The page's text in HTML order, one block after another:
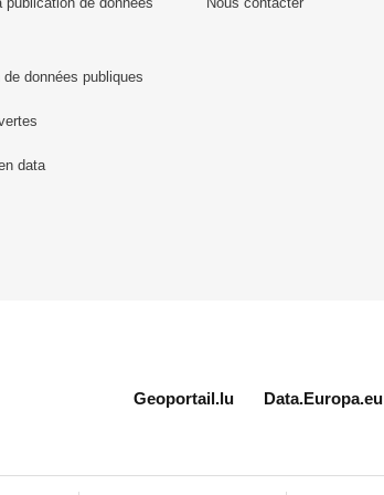
données publiques
data
data.public.lu
Geoportail.lu Data.Europa.eu